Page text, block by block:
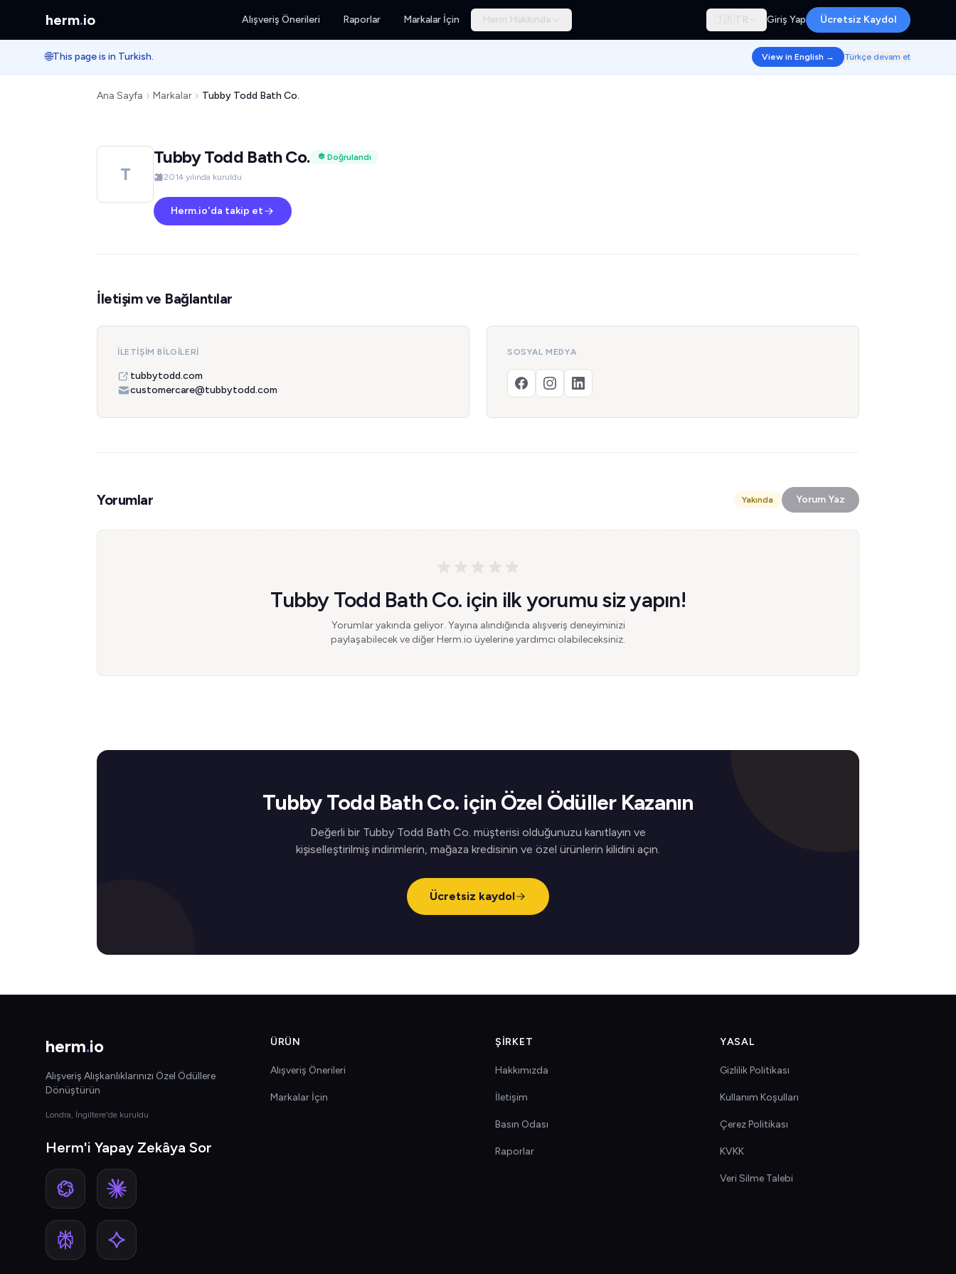
herm.io Alışveriş Önerileri Raporlar Markalar İçin Herm Hakkında 🇹🇷 TR Giriş Yap Ücretsiz Kaydol
🌐This page is in Turkish. View in English → Türkçe devam et
Ana Sayfa Markalar Tubby Todd Bath Co.
T
Tubby Todd Bath Co.
Doğrulandı
2014 yılında kuruldu
Herm.io'da takip et
İletişim ve Bağlantılar
İLETIŞIM BILGILERI
tubbytodd.com
customercare@tubbytodd.com
SOSYAL MEDYA
Yorumlar Yakında Yorum Yaz
Tubby Todd Bath Co. için ilk yorumu siz yapın!
Yorumlar yakında geliyor. Yayına alındığında alışveriş deneyiminizi
paylaşabilecek ve diğer Herm.io üyelerine yardımcı olabileceksiniz.
Tubby Todd Bath Co. için Özel Ödüller Kazanın
Değerli bir Tubby Todd Bath Co. müşterisi olduğunuzu kanıtlayın ve
kişiselleştirilmiş indirimlerin, mağaza kredisinin ve özel ürünlerin kilidini açın.
Ücretsiz kaydol
herm.io
Alışveriş Alışkanlıklarınızı Özel Ödüllere
Dönüştürün
Londra, İngiltere'de kuruldu
Herm'i Yapay Zekâya Sor
ÜRÜN
Alışveriş Önerileri
Markalar İçin
ŞIRKET
Hakkımızda
İletişim
Basın Odası
Raporlar
YASAL
Gizlilik Politikası
Kullanım Koşulları
Çerez Politikası
KVKK
Veri Silme Talebi